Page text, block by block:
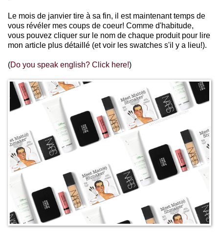
Le mois de janvier tire à sa fin, il est maintenant temps de
vous révéler mes coups de coeur! Comme d'habitude,
vous pouvez cliquer sur le nom de chaque produit pour lire
mon article plus détaillé (et voir les swatches s'il y a lieu!).
(Do you speak english? Click here!)